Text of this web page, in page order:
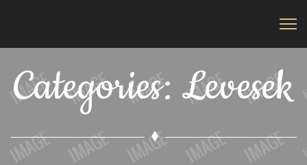
Categories: Levesek